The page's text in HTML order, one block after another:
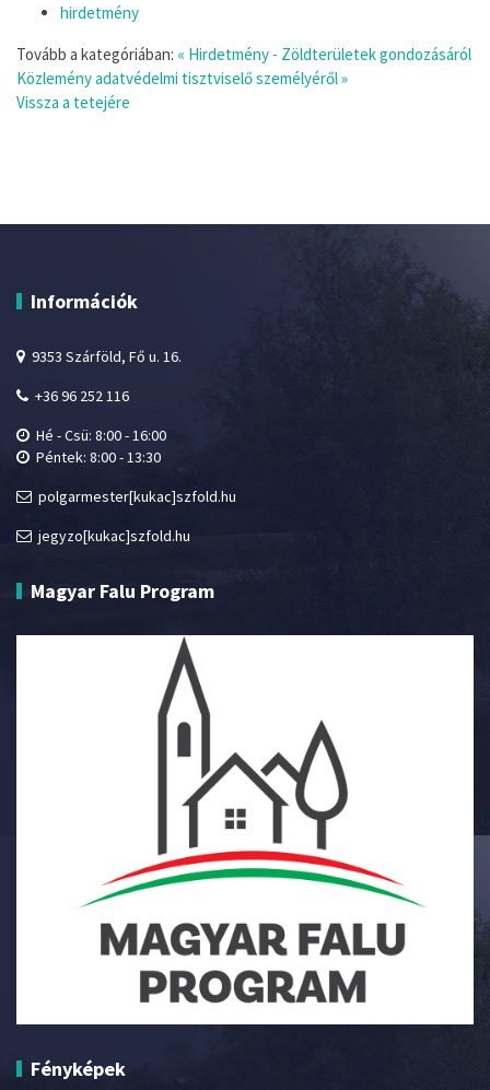
hirdetmény
Tovább a kategóriában: « Hirdetmény - Zöldterületek gondozásáról
Közlemény adatvédelmi tisztviselő személyéről »
Vissza a tetejére
Információk
9353 Szárföld, Fő u. 16.
+36 96 252 116
Hé - Csü: 8:00 - 16:00
Péntek: 8:00 - 13:30
polgarmester[kukac]szfold.hu
jegyzo[kukac]szfold.hu
Magyar Falu Program
Fényképek